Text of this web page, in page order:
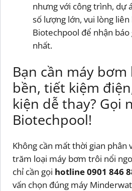
nhưng với công trình, dự
số lượng lớn, vui lòng
Biotechpool để nhận báo
nhất.
Bạn cần máy bơm
bền, tiết kiệm
kiện dễ thay? Gọi
Biotechpool!
Không cần mất thời gian phân
trăm loại máy bơm trôi nổi
chỉ cần gọi hotline 0901 846
vấn chọn đúng máy